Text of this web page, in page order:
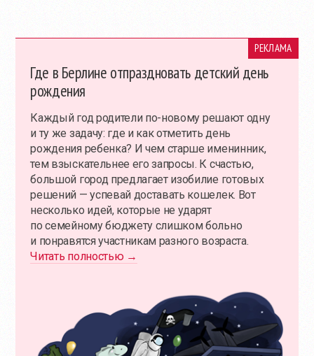
РЕКЛАМА
Где в Берлине отпраздновать детский день
рождения
Каждый год родители по-новому решают одну
и ту же задачу: где и как отметить день
рождения ребенка? И чем старше именинник,
тем взыскательнее его запросы. К счастью,
большой город предлагает изобилие готовых
решений — успевай доставать кошелек. Вот
несколько идей, которые не ударят
по семейному бюджету слишком больно
и понравятся участникам разного возраста.
Читать полностью →